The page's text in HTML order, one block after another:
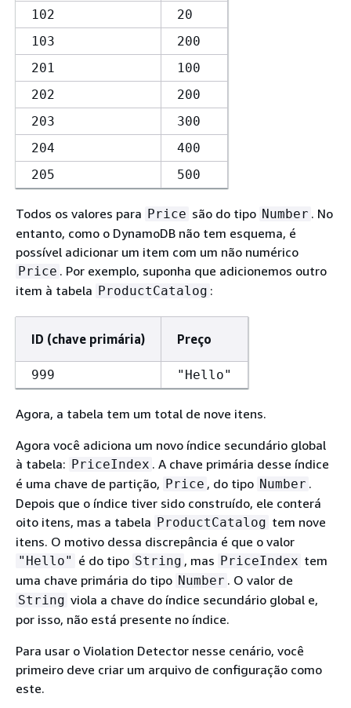
102
20
103
200
201
100
202
200
203
300
204
400
205
500
Todos os valores para Price são do tipo Number . No
entanto, como o DynamoDB não tem esquema, é
possível adicionar um item com um não numérico
Price . Por exemplo, suponha que adicionemos outro
item à tabela ProductCatalog :
ID (chave primária) Preço
999 "Hello"
Agora, a tabela tem um total de nove itens.
Agora você adiciona um novo índice secundário global
à tabela: PriceIndex . A chave primária desse índice
é uma chave de partição, Price , do tipo Number .
Depois que o índice tiver sido construído, ele conterá
oito itens, mas a tabela ProductCatalog tem nove
itens. O motivo dessa discrepância é que o valor
"Hello" é do tipo String , mas PriceIndex tem
uma chave primária do tipo Number . O valor de
String viola a chave do índice secundário global e,
por isso, não está presente no índice.
Para usar o Violation Detector nesse cenário, você
primeiro deve criar um arquivo de configuração como
este.